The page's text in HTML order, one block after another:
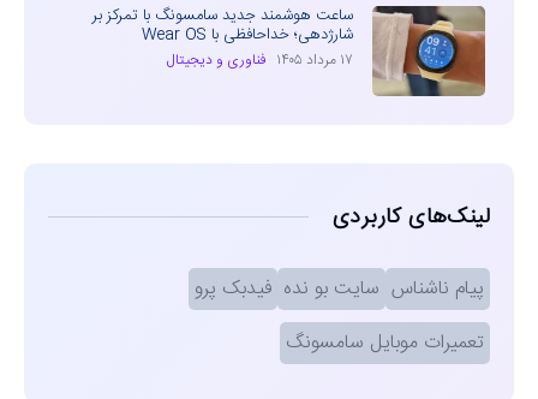
ساعت هوشمند جدید سامسونگ با تمرکز بر
شارژدهی؛ خداحافظی با Wear OS
۱۷ مرداد ۱۴۰۵ فناوری و دیجیتال
لینک‌های کاربردی
پیام ناشناس سایت بو نده فیدبک پرو
تعمیرات موبایل سامسونگ